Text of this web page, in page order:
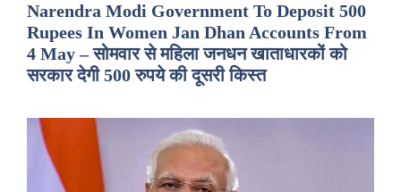
Narendra Modi Government To Deposit 500
Rupees In Women Jan Dhan Accounts From
4 May – सोमवार से महिला जनधन खाताधारकों को
सरकार देगी 500 रुपये की दूसरी किस्त